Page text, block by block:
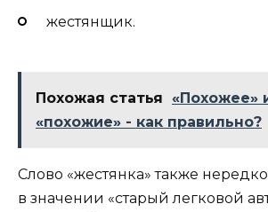
жестянщик.
Похожая статья
«Похожее»
«похожие» - как правильно?
Слово «жестянка» также
в значении «старый легковой